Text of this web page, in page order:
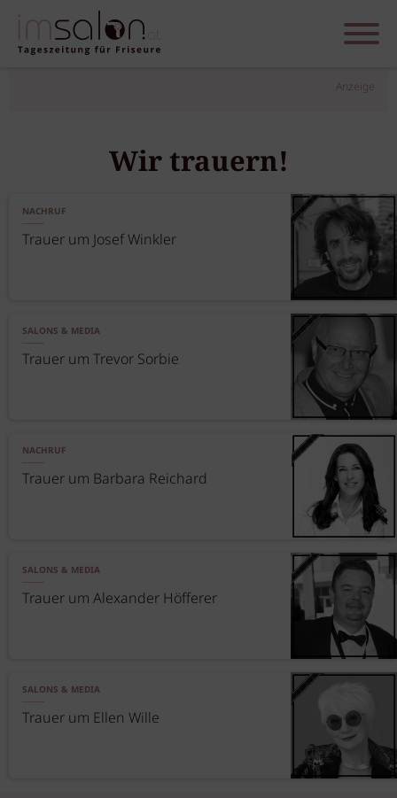
Anzeige
Wir trauern!
NACHRUF
Trauer um Josef Winkler
SALONS & MEDIA
Trauer um Trevor Sorbie
NACHRUF
Trauer um Barbara Reichard
SALONS & MEDIA
Trauer um Alexander Höfferer
SALONS & MEDIA
Trauer um Ellen Wille